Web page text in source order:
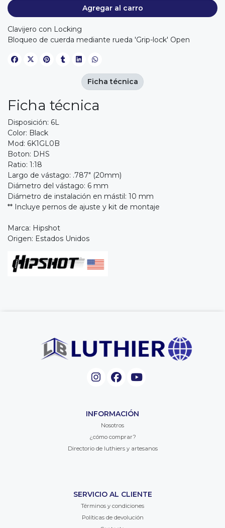
Agregar al carro
Clavijero con Locking
Bloqueo de cuerda mediante rueda 'Grip-lock' Open
Ficha técnica
Disposición: 6L
Color: Black
Mod: 6K1GL0B
Boton: DHS
Ratio: 1:18
Largo de vástago: .787" (20mm)
Diámetro del vástago: 6 mm
Diámetro de instalación en mástil: 10 mm
** Incluye pernos de ajuste y kit de montaje
Marca: Hipshot
Origen: Estados Unidos
Ficha técnica
INFORMACIÓN
Nosotros
¿cómo comprar?
Directorio de luthiers y artesanos
SERVICIO AL CLIENTE
Términos y condiciones
Políticas de devolución